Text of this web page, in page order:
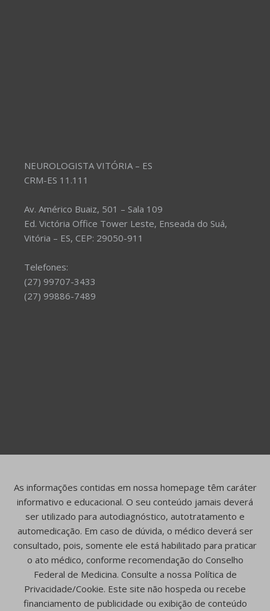
NEUROLOGISTA VITÓRIA – ES
CRM-ES 11.111
Av. Américo Buaiz, 501 – Sala 109
Ed. Victória Office Tower Leste, Enseada do Suá,
Vitória – ES, CEP: 29050-911
Telefones:
(27) 99707-3433
(27) 99886-7489
As informações contidas em nossa homepage têm caráter
informativo e educacional. O seu conteúdo jamais deverá
ser utilizado para autodiagnóstico, autotratamento e
automedicação. Em caso de dúvida, o médico deverá ser
consultado, pois, somente ele está habilitado para praticar
o ato médico, conforme recomendação do Conselho
Federal de Medicina. Consulte a nossa Política de
Privacidade/Cookie. Este site não hospeda ou recebe
financiamento de publicidade ou exibição de conteúdo